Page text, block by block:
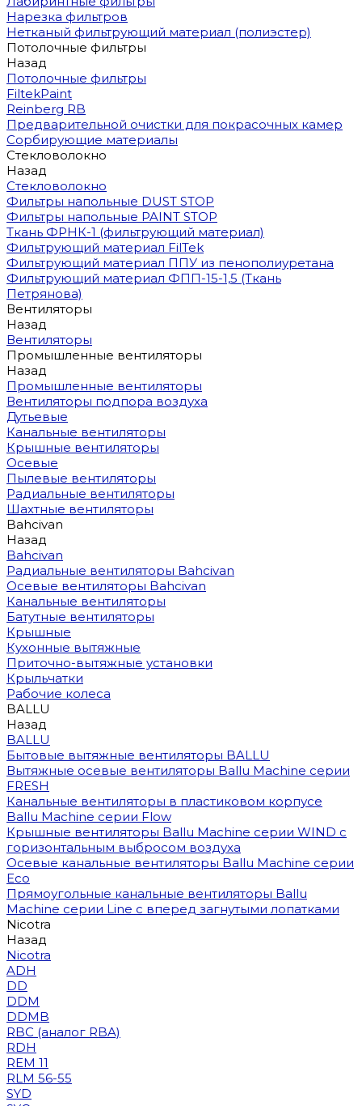
Нарезка фильтров
Нетканый фильтрующий материал (полиэстер)
Потолочные фильтры
Назад
Потолочные фильтры
FiltekPaint
Reinberg RB
Предварительной очистки для покрасочных камер
Сорбирующие материалы
Стекловолокно
Назад
Стекловолокно
Фильтры напольные DUST STOP
Фильтры напольные PAINT STOP
Ткань ФРНК-1 (фильтрующий материал)
Фильтрующий материал FilTek
Фильтрующий материал ППУ из пенополиуретана
Фильтрующий материал ФПП-15-1,5 (Ткань
Петрянова)
Вентиляторы
Назад
Вентиляторы
Промышленные вентиляторы
Назад
Промышленные вентиляторы
Вентиляторы подпора воздуха
Дутьевые
Канальные вентиляторы
Крышные вентиляторы
Осевые
Пылевые вентиляторы
Радиальные вентиляторы
Шахтные вентиляторы
Bahcivan
Назад
Bahcivan
Радиальные вентиляторы Bahcivan
Осевые вентиляторы Bahcivan
Канальные вентиляторы
Батутные вентиляторы
Крышные
Кухонные вытяжные
Приточно-вытяжные установки
Крыльчатки
Рабочие колеса
BALLU
Назад
BALLU
Бытовые вытяжные вентиляторы BALLU
Вытяжные осевые вентиляторы Ballu Machine серии
FRESH
Канальные вентиляторы в пластиковом корпусе
Ballu Machine серии Flow
Крышные вентиляторы Ballu Machine серии WIND с
горизонтальным выбросом воздуха
Осевые канальные вентиляторы Ballu Machine серии
Eco
Прямоугольные канальные вентиляторы Ballu
Machine серии Line с вперед загнутыми лопатками
Nicotra
Назад
Nicotra
ADH
DD
DDM
DDMB
RBC (аналог RBA)
RDH
REM 11
RLM 56-55
SYD